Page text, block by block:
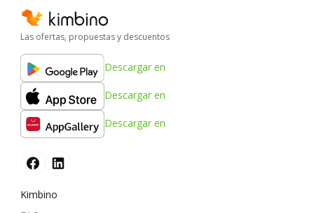
Las ofertas, propuestas y descuentos
Descargar en
Descargar en
Descargar en
Kimbino